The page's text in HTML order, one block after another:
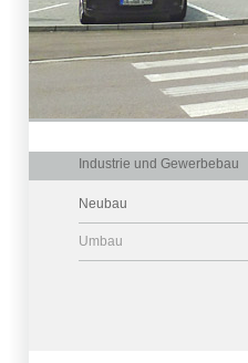
Industrie und Gewerbebau
Neubau
Umbau